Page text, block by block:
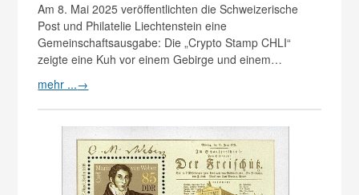
Am 8. Mai 2025 veröffentlichten die Schweizerische
Post und Philatelie Liechtenstein eine
Gemeinschaftsausgabe: Die „Crypto Stamp CHLI“
zeigte eine Kuh vor einem Gebirge und einem…
mehr ...→